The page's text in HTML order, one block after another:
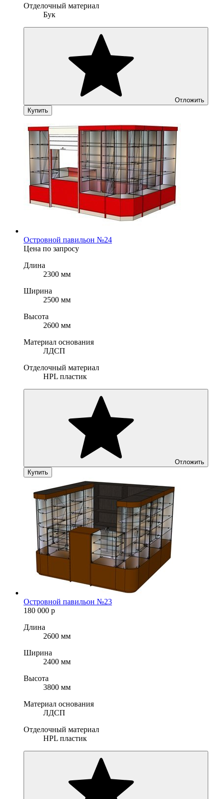
Отделочный материал
Бук
Отложить
Купить
Островной павильон №24
Цена по запросу
Длина
2300 мм
Ширина
2500 мм
Высота
2600 мм
Материал основания
ЛДСП
Отделочный материал
HPL пластик
Отложить
Купить
Островной павильон №23
180 000 р
Длина
2600 мм
Ширина
2400 мм
Высота
3800 мм
Материал основания
ЛДСП
Отделочный материал
HPL пластик